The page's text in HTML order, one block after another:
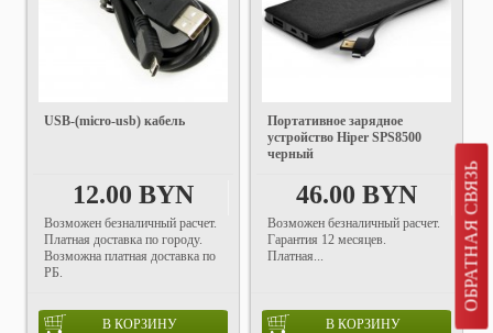
ОБРАТНАЯ СВЯЗЬ
USB-(micro-usb) кабель
12.00 BYN
Возможен безналичный расчет.
Платная доставка по городу.
Возможна платная доставка по
РБ.
В КОРЗИНУ
Портативное зарядное
устройство Hiper SPS8500
черный
46.00 BYN
Возможен безналичный расчет.
Гарантия 12 месяцев.
Платная...
В КОРЗИНУ